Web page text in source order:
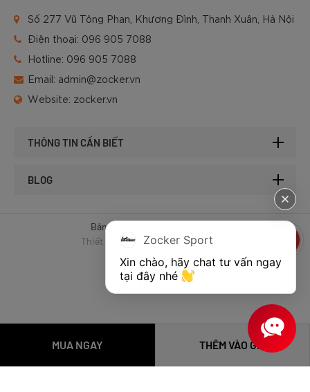
MUA NGAY THÊM VÀO GIỎ
Số 277 Vũ Tông Phan, Khương Đình, Thanh Xuân, Hà Nội
Điện thoại: 096 905 7088
Hotline: 096 905 7088
Email: admin@zocker.vn
Website: zocker.vn
THÔNG TIN CẦN BIẾT
BLOG
Bản quyền © 2025 của Zocker.
Thiết kế website & SEO - Tất Thành
Zocker Sport
Xin chào, hãy chat tư vấn ngay
tại đây nhé